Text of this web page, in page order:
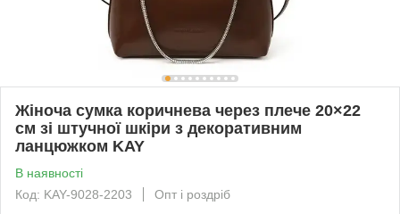
Жіноча сумка коричнева через плече 20×22
см зі штучної шкіри з декоративним
ланцюжком KAY
В наявності
Код: KAY-9028-2203
Опт і роздріб